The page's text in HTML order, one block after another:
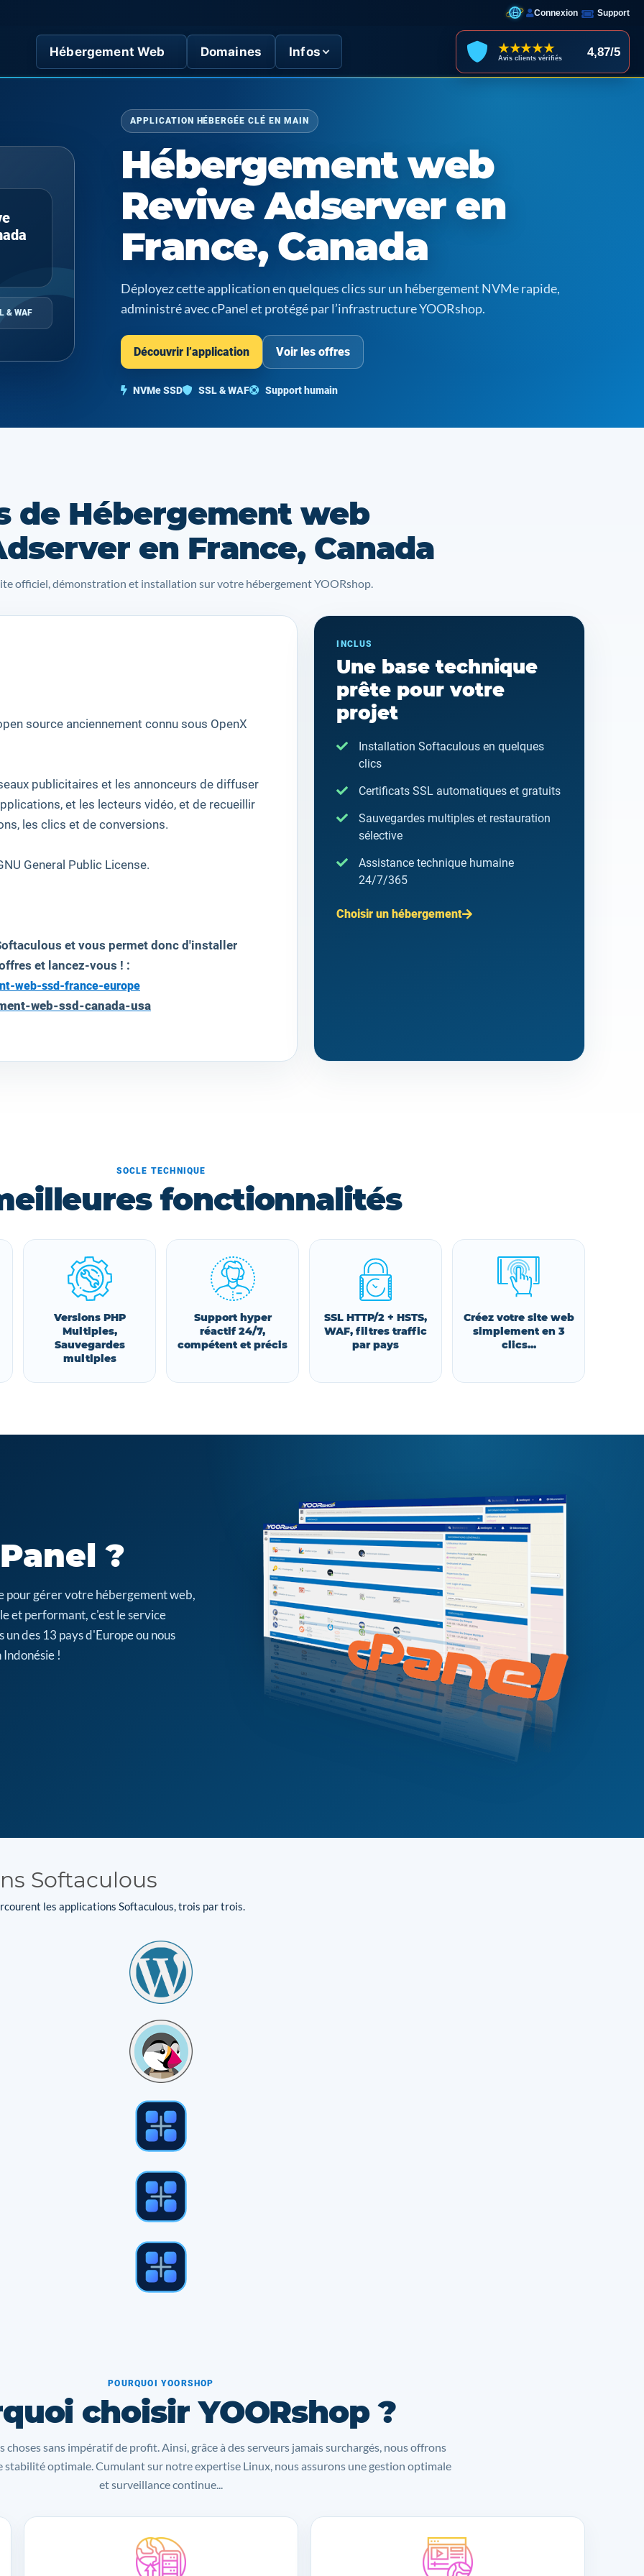
Connexion Support
Hébergement Web Domaines Infos ★★★★★
Avis clients vérifiés 4,87/5
& WAF
APPLICATION HÉBERGÉE CLÉ EN MAIN
Hébergement web
Revive Adserver en
France, Canada
Déployez cette application en quelques clics sur un hébergement NVMe rapide,
administré avec cPanel et protégé par l’infrastructure YOORshop.
Découvrir l’application Voir les offres
NVMe SSD SSL & WAF Support humain
de Hébergement web
en France, Canada
officiel, démonstration et installation sur votre hébergement YOORshop.
source anciennement connu sous OpenX
publicitaires et les annonceurs de diffuser
, et les lecteurs vidéo, et de recueillir
les clics et de conversions.
General Public License.
et vous permet donc d'installer
et lancez-vous ! :
web-ssd-france-europe
web-ssd-canada-usa
INCLUS
Une base technique
prête pour votre
projet
Installation Softaculous en quelques
clics
Certificats SSL automatiques et gratuits
Sauvegardes multiples et restauration
sélective
Assistance technique humaine
24/7/365
Choisir un hébergement
SOCLE TECHNIQUE
fonctionnalités
Versions PHP
Multiples,
Sauvegardes
multiples
Support hyper
réactif 24/7,
compétent et précis
SSL HTTP/2 + HSTS,
WAF, filtres traffic
par pays
Créez votre site web
simplement en 3
clics...
?
pour gérer votre hébergement web,
et performant, c'est le service
des 13 pays d'Europe ou nous
Indonésie !
Softaculous
les applications Softaculous, trois par trois.
POURQUOI YOORSHOP
choisir YOORshop ?
choses sans impératif de profit. Ainsi, grâce à des serveurs jamais surchargés, nous offrons
stabilité optimale. Cumulant sur notre expertise Linux, nous assurons une gestion optimale
et surveillance continue...